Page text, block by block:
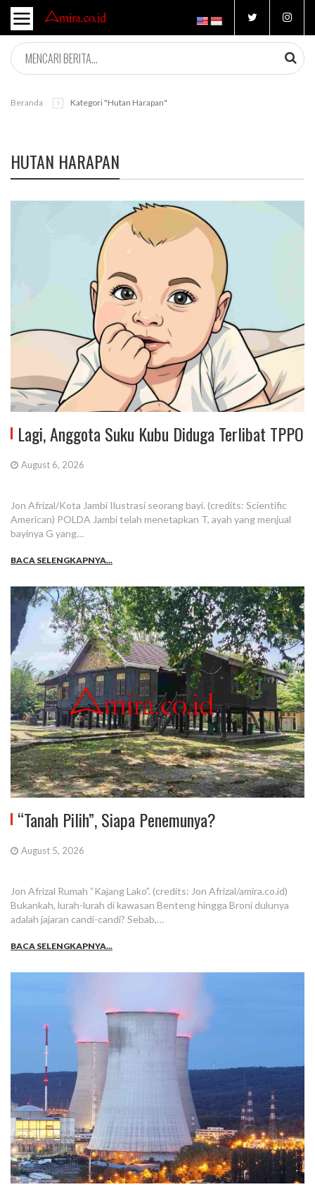
Beranda Kategori "Hutan Harapan"
HUTAN HARAPAN
Lagi, Anggota Suku Kubu Diduga Terlibat TPPO
August 6, 2026
Jon Afrizal/Kota Jambi Ilustrasi seorang bayi. (credits: Scientific
American) POLDA Jambi telah menetapkan T, ayah yang menjual
bayinya G yang…
BACA SELENGKAPNYA...
“Tanah Pilih”, Siapa Penemunya?
August 5, 2026
Jon Afrizal Rumah “Kajang Lako”. (credits: Jon Afrizal/amira.co.id)
Bukankah, lurah-lurah di kawasan Benteng hingga Broni dulunya
adalah jajaran candi-candi? Sebab,…
BACA SELENGKAPNYA...